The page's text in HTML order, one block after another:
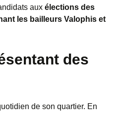
aux élections des
les bailleurs Valophis et
des
de son quartier. En